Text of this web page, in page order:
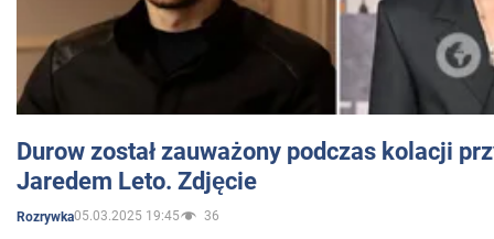
Durow został zauważony podczas kolacji
Jaredem Leto. Zdjęcie
Rozrywka05.03.2025 19:45 36